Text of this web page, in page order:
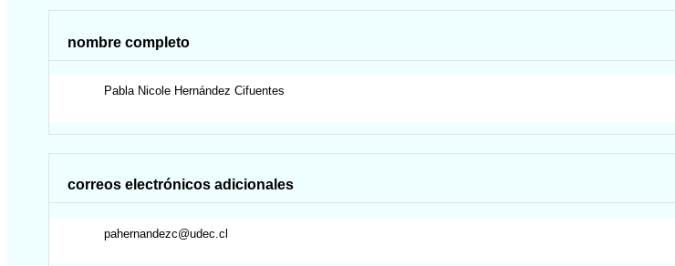
nombre completo
Pabla Nicole Hernández Cifuentes
correos electrónicos adicionales
pahernandezc@udec.cl